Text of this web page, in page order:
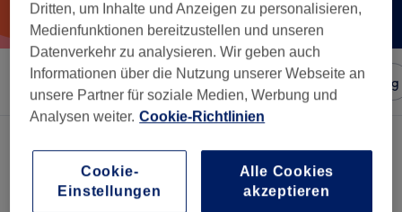
Sortieren nach Salons Expressangebote Bewertung
Dritten, um Inhalte und Anzeigen zu personalisieren,
Medienfunktionen bereitzustellen und unseren
Datenverkehr zu analysieren. Wir geben auch
Informationen über die Nutzung unserer Webseite an
unsere Partner für soziale Medien, Werbung und
Analysen weiter. Cookie-Richtlinien
Cookie-
Einstellungen
Alle Cookies
akzeptieren